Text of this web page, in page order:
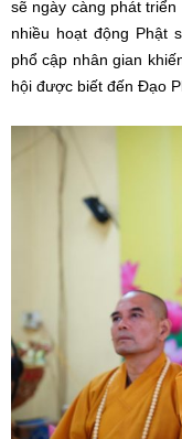
sẽ ngày càng phát
nhiều hoạt động Phật
phổ cập nhân gian
hội được biết đến Đạo